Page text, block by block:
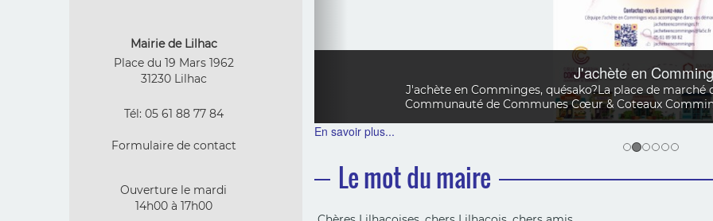
J'achète en
J'achète en Comminges, quésako?La place de marché
Communauté de Communes Cœur & Coteaux
En savoir plus...
Le mot du maire
Mairie de Lilhac
Place du 19 Mars 1962
31230 Lilhac
Tél: 05 61 88 77 84
Formulaire de contact
Ouverture le mardi
14h00 à 17h00